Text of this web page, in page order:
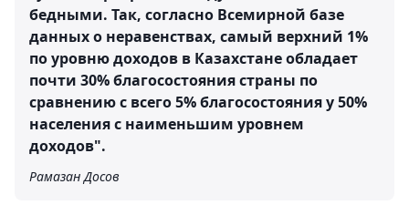
бедными. Так, согласно Всемирной базе
данных о неравенствах, самый верхний 1%
по уровню доходов в Казахстане обладает
почти 30% благосостояния страны по
сравнению с всего 5% благосостояния у 50%
населения с наименьшим уровнем
доходов".
Рамазан Досов